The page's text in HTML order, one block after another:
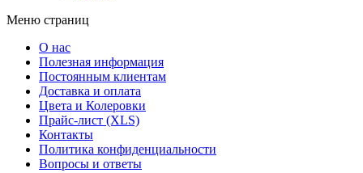
Меню страниц
О нас
Полезная информация
Постоянным клиентам
Доставка и оплата
Цвета и Колеровки
Прайс-лист (XLS)
Контакты
Политика конфиденциальности
Вопросы и ответы